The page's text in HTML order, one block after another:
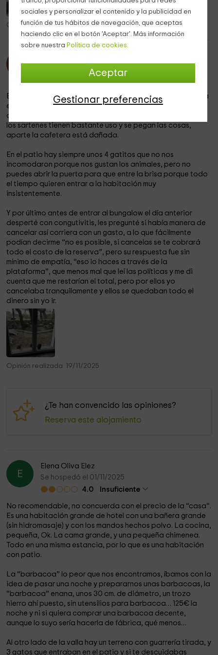
sociales y personalizar el contenido y la publicidad en
función de tus hábitos de navegación, que aceptas
haciendo clic en el botón 'Aceptar'. Más información
sobre nuestra Política de cookies.
Aceptar
Gestionar preferencias
Opinión realizada: 30/12/2025
L
Se hospedó el 15/11/2025
Aprobado
El bungalow es bonito, y tiene su encanto, pero… La cocina
es muy pequeña, solo hay una estufa así que todo lo que
quieras cocinar debe ser de uno en uno, contando en que
los sartenes tienen bastante uso y se pegan las cosas,
aparte la cafetera está dañada.
En el patio hay siempre unos 4 gatitos que no nos
incomodaron porque nos gustan los animales, pero no
puedes abrir la puerta para que entre la brisa porque todo
el tiempo quieren entrar a la habitación muy
insistentemente.
Y por último antes de entrar al bungalow el día anterior
desperté con congutivitis, les pregunté si había manera de
cancelar así corriera con un gasto, a lo que fácilmente
podían decirme “no es posible, si cancelas se te cobrará
todo el costo de la reserva”, pero su respuesta fue sin
mínimo de empatía, “eso lo haces a través de la
plataforma”, que menos mal que leí las políticas y me di
cuenta que me restarían el total, pero por ellos yo
cancelaba tranquilamente y ellos se quedaban todo el
dinero sin yo ir.
Opinión realizada: 19/11/2025
¿Te han convencido las opiniones?
Reserva este alojamiento
E
Elena Oliva Elez
Se hospedó el 01/11/2025
4.0
Insuficiente
No recomendable, no concuerda con el precio de la “casa”.
Es una habitación grande de hotel con una bañera grande
(sin hidromasaje) y con los mandos hechos polvo. La cocina,
pequeña, Ok. La cama grande, y una pequeña chimenea.
Todo en una misma estancia, por lo que es una habitación
con patio.
La “barbacoa” lo peor que nos encontramos, íbamos con la
idea de pasar una noche y prepararnos unas barbacoas, la
“barbacoa” enana, unos 30 cm. de diámetro, un trozo
hierro ahí puesto, sin utensilios para barbacoa… 125€ la
noche y ni si quiera comprar una barbacoa decente,
aunque lo suyo sería hacerla de fábrica, qué menos…
Al otro lado de la valla hay un terreno con guarrería tirada, y
3 gatos que entraban en el patio y si te descuidabas